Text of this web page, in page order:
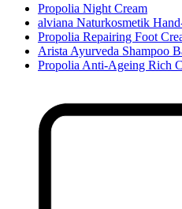
Propolia Night Cream
alviana Naturkosmetik
Propolia Repairing Foot
Arista Ayurveda Shampoo
Propolia Anti-Ageing Rich